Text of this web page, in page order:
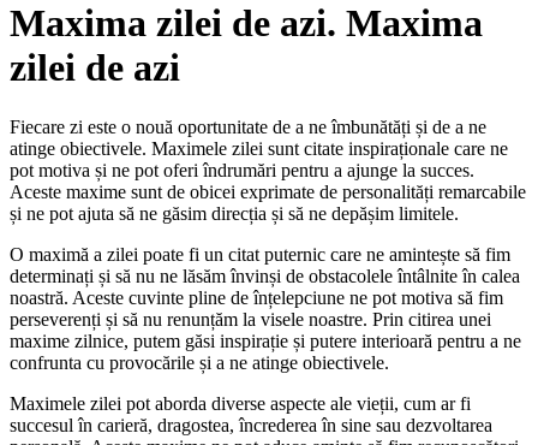
Maxima zilei de azi. Maxima
zilei de azi
Fiecare zi este o nouă oportunitate de a ne îmbunătăți și de a ne
atinge obiectivele. Maximele zilei sunt citate inspiraționale care ne
pot motiva și ne pot oferi îndrumări pentru a ajunge la succes.
Aceste maxime sunt de obicei exprimate de personalități remarcabile
și ne pot ajuta să ne găsim direcția și să ne depășim limitele.
O maximă a zilei poate fi un citat puternic care ne amintește să fim
determinați și să nu ne lăsăm învinși de obstacolele întâlnite în calea
noastră. Aceste cuvinte pline de înțelepciune ne pot motiva să fim
perseverenți și să nu renunțăm la visele noastre. Prin citirea unei
maxime zilnice, putem găsi inspirație și putere interioară pentru a ne
confrunta cu provocările și a ne atinge obiectivele.
Maximele zilei pot aborda diverse aspecte ale vieții, cum ar fi
succesul în carieră, dragostea, încrederea în sine sau dezvoltarea